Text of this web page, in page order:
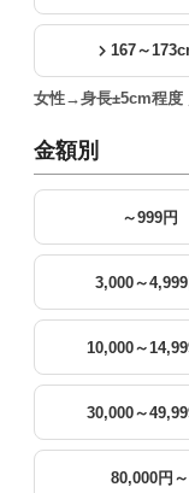
167～
女性→身長±5cm程度
金額別
～999円
3,000～4,999
10,000～
30,000～
80,000円～